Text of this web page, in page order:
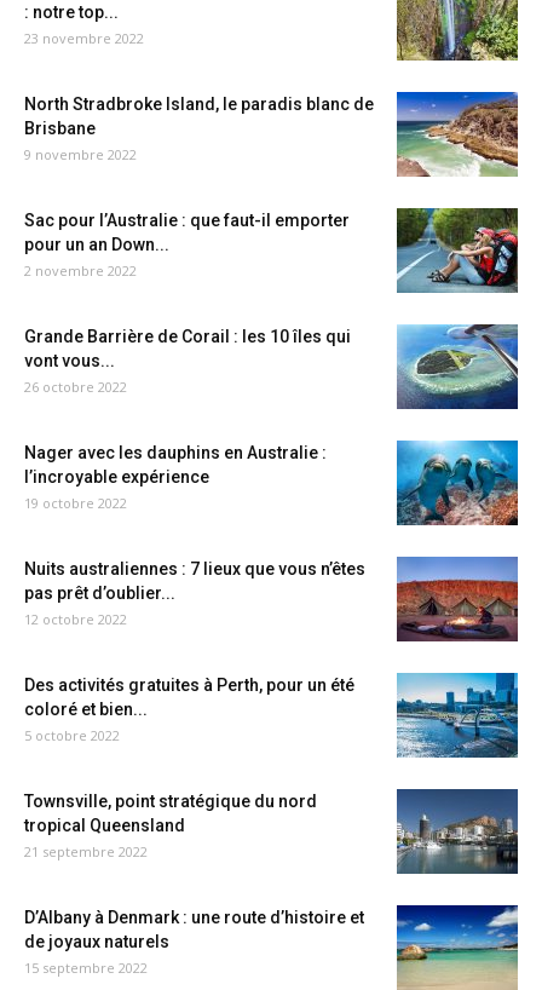
: notre top...
23 novembre 2022
North Stradbroke Island, le paradis blanc de
Brisbane
9 novembre 2022
Sac pour l’Australie : que faut-il emporter
pour un an Down...
2 novembre 2022
Grande Barrière de Corail : les 10 îles qui
vont vous...
26 octobre 2022
Nager avec les dauphins en Australie :
l’incroyable expérience
19 octobre 2022
Nuits australiennes : 7 lieux que vous n’êtes
pas prêt d’oublier...
12 octobre 2022
Des activités gratuites à Perth, pour un été
coloré et bien...
5 octobre 2022
Townsville, point stratégique du nord
tropical Queensland
21 septembre 2022
D’Albany à Denmark : une route d’histoire et
de joyaux naturels
15 septembre 2022